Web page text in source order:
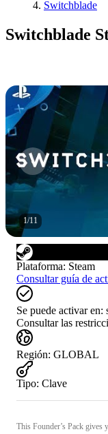
Switchblade
Switchblade
1/11
Plataforma: Steam
Consultar guía de
Se puede activar en:
Consultar las
Región: GLOBAL
Tipo: Clave
This Founder’s Pack gives